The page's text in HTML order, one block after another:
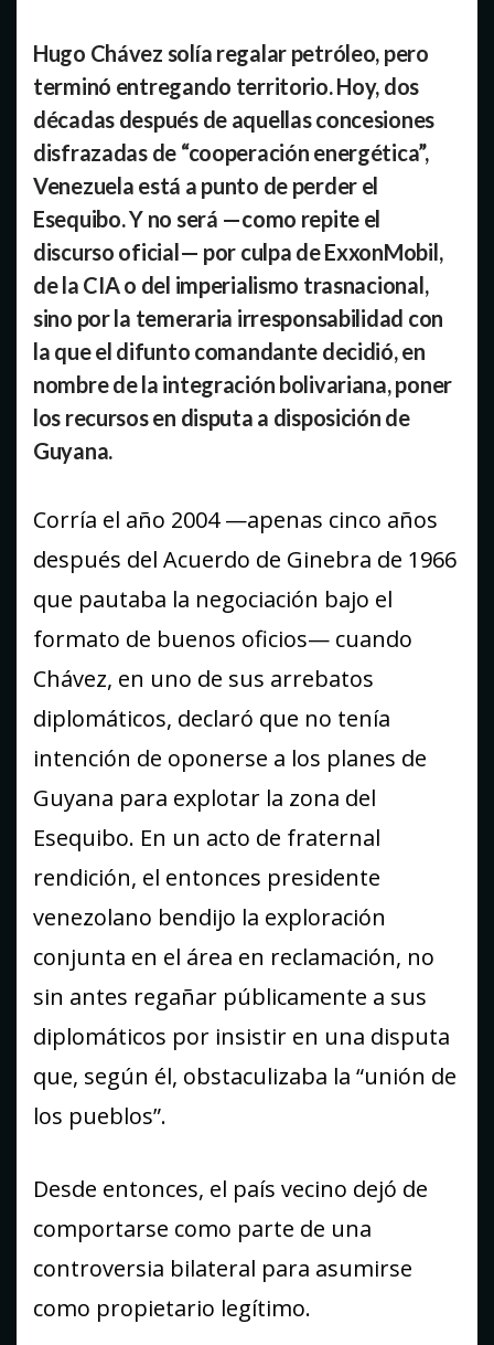
Hugo Chávez solía regalar petróleo, pero
terminó entregando territorio. Hoy, dos
décadas después de aquellas concesiones
disfrazadas de “cooperación energética”,
Venezuela está a punto de perder el
Esequibo. Y no será —como repite el
discurso oficial— por culpa de ExxonMobil,
de la CIA o del imperialismo trasnacional,
sino por la temeraria irresponsabilidad con
la que el difunto comandante decidió, en
nombre de la integración bolivariana, poner
los recursos en disputa a disposición de
Guyana.
Corría el año 2004 —apenas cinco años
después del Acuerdo de Ginebra de 1966
que pautaba la negociación bajo el
formato de buenos oficios— cuando
Chávez, en uno de sus arrebatos
diplomáticos, declaró que no tenía
intención de oponerse a los planes de
Guyana para explotar la zona del
Esequibo. En un acto de fraternal
rendición, el entonces presidente
venezolano bendijo la exploración
conjunta en el área en reclamación, no
sin antes regañar públicamente a sus
diplomáticos por insistir en una disputa
que, según él, obstaculizaba la “unión de
los pueblos”.
Desde entonces, el país vecino dejó de
comportarse como parte de una
controversia bilateral para asumirse
como propietario legítimo.